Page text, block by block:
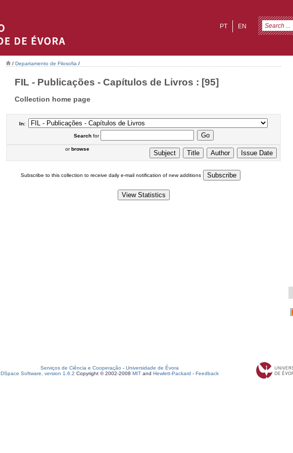
EN
PT
/ Departamento de Filosofia /
FIL - Publicações - Capítulos de Livros : [95]
Collection home page
In:
Searchfor
orbrowse
Subscribe to this collection to receive daily e-mail notification of new additions
Serviços de Ciência e Cooperação - Universidade de Évora
DSpace Software, version 1.6.2 Copyright © 2002-2008 MIT and Hewlett-Packard - Feedback